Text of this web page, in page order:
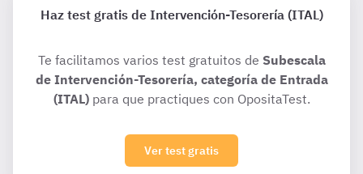
Haz test gratis de Intervención-Tesorería (ITAL)
Te facilitamos varios test gratuitos de Subescala
de Intervención-Tesorería, categoría de Entrada
(ITAL)para que practiques con OpositaTest.
Ver test gratis